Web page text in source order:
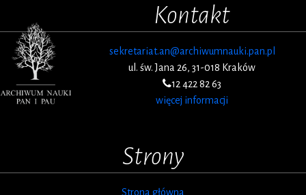
Kontakt
sekretariat.an@archiwumnauki.pan.pl
ul. św. Jana 26, 31-018 Kraków
12 422 82 63
więcej informacji
Strony
Strona główna